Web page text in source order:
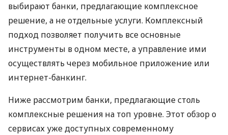
выбирают банки, предлагающие комплексное
решение, а не отдельные услуги. Комплексный
подход позволяет получить все основные
инструменты в одном месте, а управление ими
осуществлять через мобильное приложение или
интернет-банкинг.
Ниже рассмотрим банки, предлагающие столь
комплексные решения на топ уровне. Этот обзор о
сервисах уже доступных современному